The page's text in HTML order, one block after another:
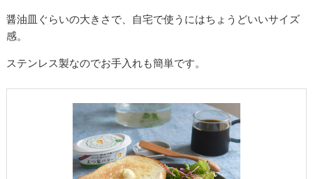
醤油皿ぐらいの大きさで、自宅で使うにはちょうどいいサイズ
感。
ステンレス製なのでお手入れも簡単です。